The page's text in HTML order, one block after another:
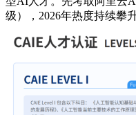
级），2026年热度持续攀升